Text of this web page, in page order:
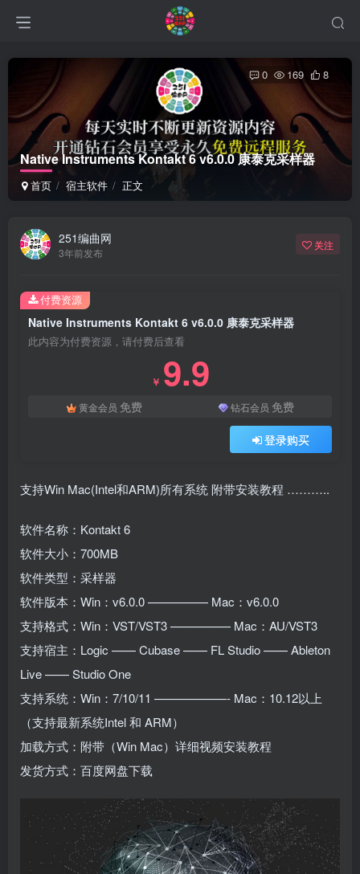
Native Instruments Kontakt 6 v6.0.0 康泰克采样器
首页 宿主软件 正文
0 169 8
251编曲网
3年前发布
关注
Native Instruments Kontakt 6 v6.0.0 康泰克采样器
此内容为付费资源，请付费后查看
￥ 9.9
黄金会员 免费 钻石会员 免费
登录购买
付费资源
支持Win Mac(Intel和ARM)所有系统 附带安装教程 ………..
软件名称：Kontakt 6
软件大小：700MB
软件类型：采样器
软件版本：Win：v6.0.0 ————— Mac：v6.0.0
支持格式：Win：VST/VST3 ————— Mac：AU/VST3
支持宿主：Logic —— Cubase —— FL Studio —— Ableton
Live —— Studio One
支持系统：Win：7/10/11 ——————- Mac：10.12以上
（支持最新系统Intel 和 ARM）
加载方式：附带（Win Mac）详细视频安装教程
发货方式：百度网盘下载